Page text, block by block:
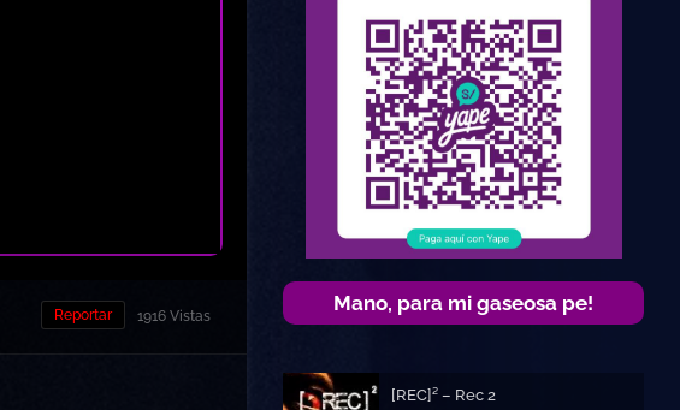
1916 Vistas
Reportar
Mano, para mi gaseosa pe!
[REC]² – Rec 2